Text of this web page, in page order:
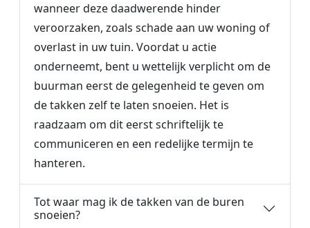
wanneer deze daadwerende hinder
veroorzaken, zoals schade aan uw woning of
overlast in uw tuin. Voordat u actie
onderneemt, bent u wettelijk verplicht om de
buurman eerst de gelegenheid te geven om
de takken zelf te laten snoeien. Het is
raadzaam om dit eerst schriftelijk te
communiceren en een redelijke termijn te
hanteren.
Tot waar mag ik de takken van de buren
snoeien?